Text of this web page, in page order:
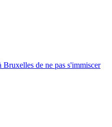
de ne pas s'immiscer